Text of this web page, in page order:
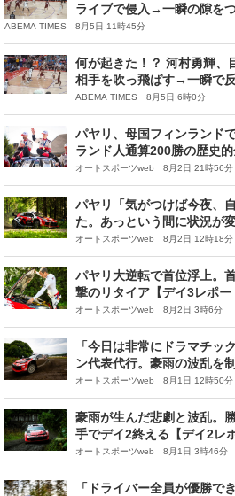
ライブで侵入→一瞬の隙を
裂
ABEMA TIMES 8月5日 11時45分
何が起きた！？ 河村勇輝
相手を吹っ飛ばす→一瞬で
“新必殺技”ターンアラウン
ABEMA TIMES 8月5日 6時0分
パヤリ、母国フィンランド
ランド人通算200勝の歴史
日レポート】
オートスポーツweb 8月2日 21時56分
パヤリ「気がつけば今夜、
た。あっという間に状況が
第10戦フィンランド デイ3コ
オートスポーツweb 8月2日 12時18分
パヤリ大逆転で首位浮上。
撃のリタイア【デイ3レポー
オートスポーツweb 8月2日 3時6分
「今日は非常にドラマチッ
ン代表代行。豪雨の波乱を
TGR-WRTがトップ4を独占
イ2
オートスポーツweb 8月1日 12時50分
豪雨が生んだ悲劇と波乱。
手でデイ2終える【デイ2レ
オートスポーツweb 8月1日 3時46分
「ドライバー全員が優勝で